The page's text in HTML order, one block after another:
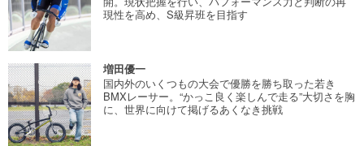
現性を高め、S級昇班を目指す
増田優一
国内外のいくつもの大会で優勝を勝ち取った若き
BMXレーサー。“かっこ良く楽しんで走る”大切さを胸
に、世界に向けて掲げるあくなき挑戦